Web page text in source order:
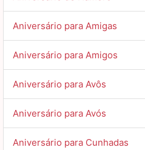
Aniversário para Amigas
Aniversário para Amigos
Aniversário para Avôs
Aniversário para Avós
Aniversário para Cunhadas